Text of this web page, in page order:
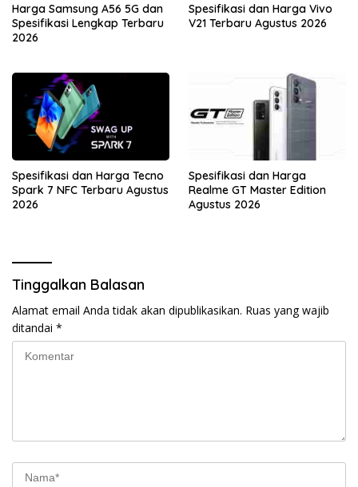
Harga Samsung A56 5G dan
Spesifikasi Lengkap Terbaru
2026
Spesifikasi dan Harga Vivo
V21 Terbaru Agustus 2026
Spesifikasi dan Harga Tecno
Spark 7 NFC Terbaru Agustus
2026
Spesifikasi dan Harga
Realme GT Master Edition
Agustus 2026
Tinggalkan Balasan
Alamat email Anda tidak akan dipublikasikan. Ruas yang wajib
ditandai *